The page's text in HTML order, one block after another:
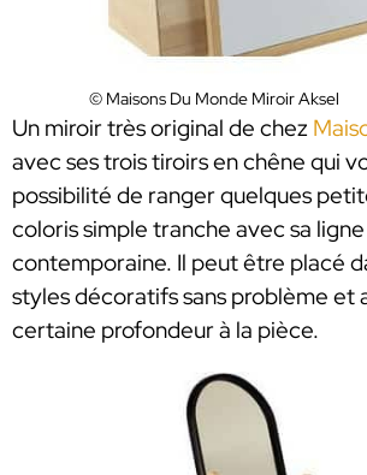
© Maisons Du Monde Miroir Aksel
Un miroir très original de chez
avec ses trois tiroirs en chêne qui
possibilité de ranger quelques
coloris simple tranche avec sa
contemporaine. Il peut être placé
styles décoratifs sans problème et
certaine profondeur à la pièce.